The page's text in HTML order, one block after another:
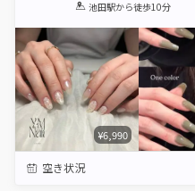
1 2 3 4 5
池田駅から徒歩10分
¥6,990
空き状況